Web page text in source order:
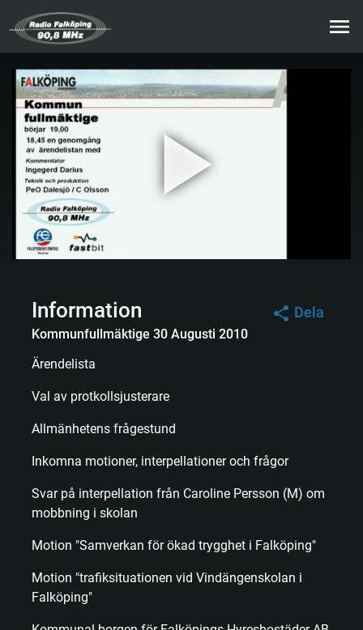
Dela
Information
Kommunfullmäktige 30 Augusti 2010
Ärendelista
Val av protkollsjusterare
Allmänhetens frågestund
Inkomna motioner, interpellationer och frågor
Svar på interpellation från Caroline Persson (M) om
mobbning i skolan
Motion "Samverkan för ökad trygghet i Falköping"
Motion "trafiksituationen vid Vindängenskolan i
Falköping"